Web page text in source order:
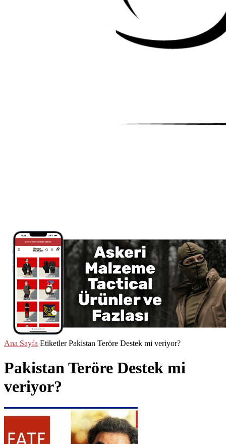
Ana Sayfa Etiketler Pakistan Teröre Destek mi veriyor?
Pakistan Teröre Destek mi
veriyor?